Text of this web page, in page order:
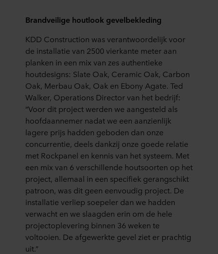
Brandveilige houtlook gevelbekleding
KDD Construction was verantwoordelijk voor
de installatie van 2500 vierkante meter aan
planken in een mix van zes authentieke
houtdesigns: Slate Oak, Ceramic Oak, Carbon
Oak, Merbau Oak, Oak en Ebony Agate. Ted
Walker, Operations Director van het bedrijf:
“Voor dit project werden we aangesteld als
hoofdaannemer nadat we een aanzienlijk
lagere prijs hadden geboden dan onze
concurrentie, deels dankzij onze goede relatie
met Rockpanel en kennis van het systeem. Met
een mix van 6 verschillende houtsoorten op het
project, allemaal in een specifiek gerangschikt
patroon, was dit geen eenvoudig project. De
installatie verliep soepeler dan we hadden
verwacht en we slaagden erin om de hele
projectoplevering binnen 36 weken te
voltooien. De afgewerkte gevel ziet er prachtig
uit.”